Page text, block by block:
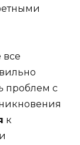
все
проблем с
к